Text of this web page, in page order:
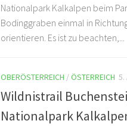
Nationalpark Kalkalpen beim
Bodinggraben einmal in
orientieren. Es ist zu beachten,...
OBERÖSTERREICH /ÖSTERREICH 5.
Wildnistrail
Nationalpark